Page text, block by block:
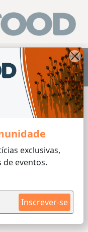
exclusivas,
de eventos.
Inscrever-se
PT